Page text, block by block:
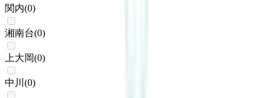
関内(0)
湘南台(0)
上大岡(0)
中川 (0)